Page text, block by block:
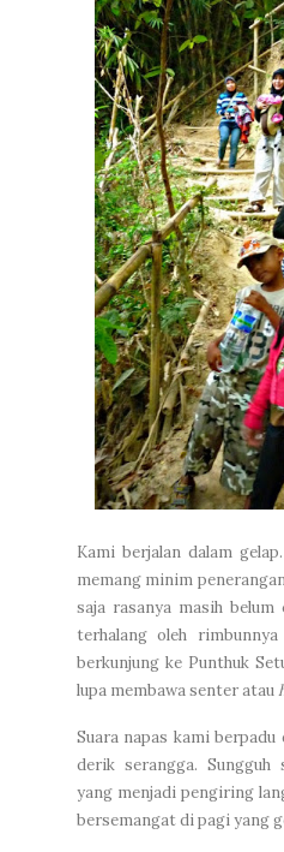
Kami berjalan dalam
memang minim
saja rasanya masih belum
terhalang oleh
berkunjung ke Punthuk
lupa membawa senter atau
Suara napas kami
derik serangga. Sungguh
yang menjadi pengiring
bersemangat di pagi yang